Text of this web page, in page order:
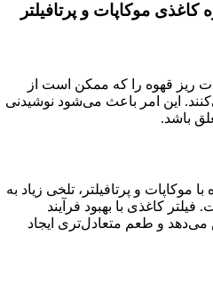
کاغذی موکاپات و پرتافیلتر
ریز قهوه را که ممکن است از
این امر باعث می‌شود نوشیدنی
باشد.
موکاپات و پرتافیلتر، تلخی زیاد به
کاغذی با بهبود فرآیند
و طعم متعادل‌تری ایجاد